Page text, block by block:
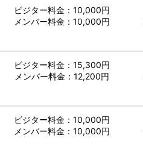
ビジター料金：10,000円
メンバー料金：10,000円
ビジター料金：15,300円
メンバー料金：12,200円
ビジター料金：10,000円
メンバー料金：10,000円